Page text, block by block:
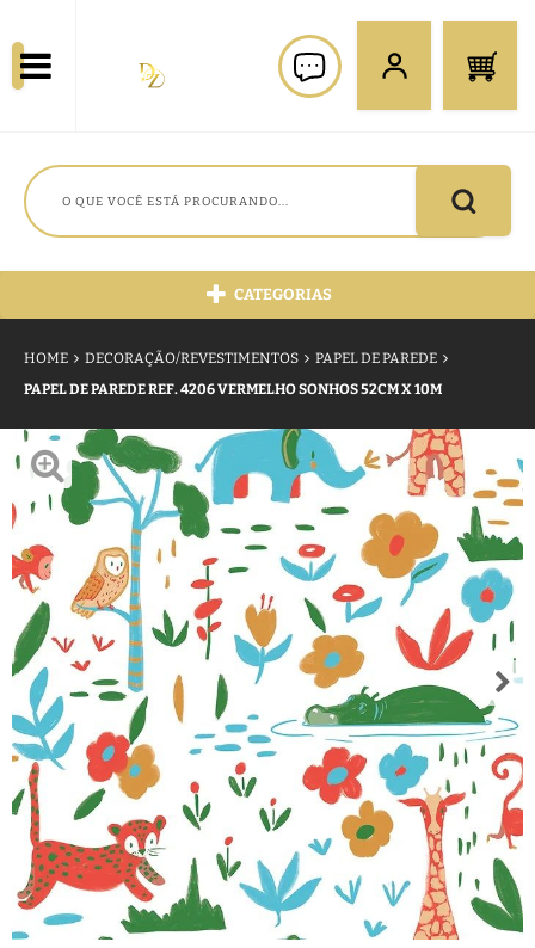
CATEGORIAS
HOME DECORAÇÃO/REVESTIMENTOS
PAPEL DE PAREDE
PAPEL DE PAREDE REF. 4206 VERMELHO SONHOS 52CM X 10M